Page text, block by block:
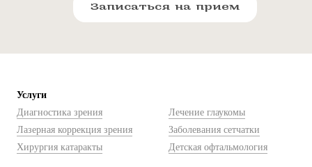
Записаться на прием
Услуги
Диагностика зрения
Лазерная коррекция зрения
Хирургия катаракты
Лечение глаукомы
Заболевания сетчатки
Детская офтальмология